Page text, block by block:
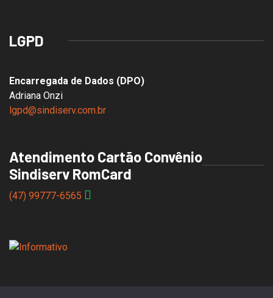
LGPD
Encarregada de Dados (DPO)
Adriana Onzi
lgpd@sindiserv.com.br
Atendimento Cartão Convênio
Sindiserv RomCard
(47) 99777-6565